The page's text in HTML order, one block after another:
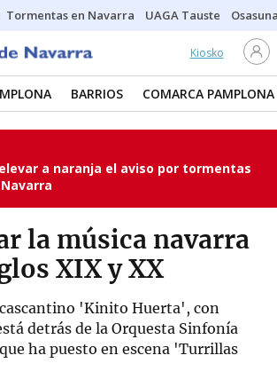
Tormentas en Navarra UAGA Tauste
Kiosko
BARRIOS COMARCA PAMPLONA
a naranja el aviso por tormentas
la música navarra
XIX y XX
'Kinito Huerta', con
detrás de la Orquesta Sinfonía
ha puesto en escena 'Turrillas